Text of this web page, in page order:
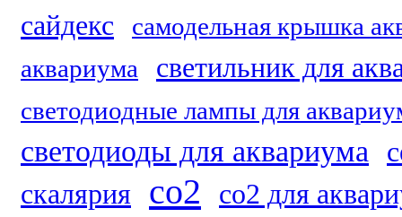
сайдекс
самодельная крышка
аквариума
светильник для
светодиодные лампы для
светодиоды для аквариума
скалярия со2 со2 для